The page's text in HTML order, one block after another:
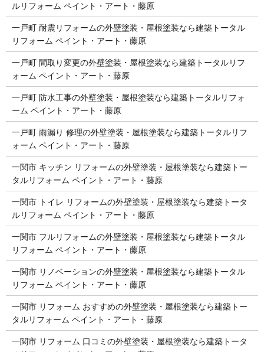
ルリフォーム ペイント・アート・藤原
一戸町 耐震リフォームの外壁塗装・屋根塗装なら建築トータル
リフォーム ペイント・アート・藤原
一戸町 間取り変更の外壁塗装・屋根塗装なら建築トータルリフ
ォーム ペイント・アート・藤原
一戸町 防水工事の外壁塗装・屋根塗装なら建築トータルリフォ
ーム ペイント・アート・藤原
一戸町 雨漏り 修理の外壁塗装・屋根塗装なら建築トータルリフ
ォーム ペイント・アート・藤原
一関市 キッチン リフォームの外壁塗装・屋根塗装なら建築トー
タルリフォーム ペイント・アート・藤原
一関市 トイレ リフォームの外壁塗装・屋根塗装なら建築トータ
ルリフォーム ペイント・アート・藤原
一関市 フルリフォームの外壁塗装・屋根塗装なら建築トータル
リフォーム ペイント・アート・藤原
一関市 リノベーションの外壁塗装・屋根塗装なら建築トータル
リフォーム ペイント・アート・藤原
一関市 リフォーム おすすめの外壁塗装・屋根塗装なら建築トー
タルリフォーム ペイント・アート・藤原
一関市 リフォーム 口コミの外壁塗装・屋根塗装なら建築トータ